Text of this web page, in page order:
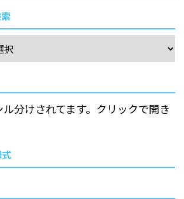
分けされてます。クリックで開き